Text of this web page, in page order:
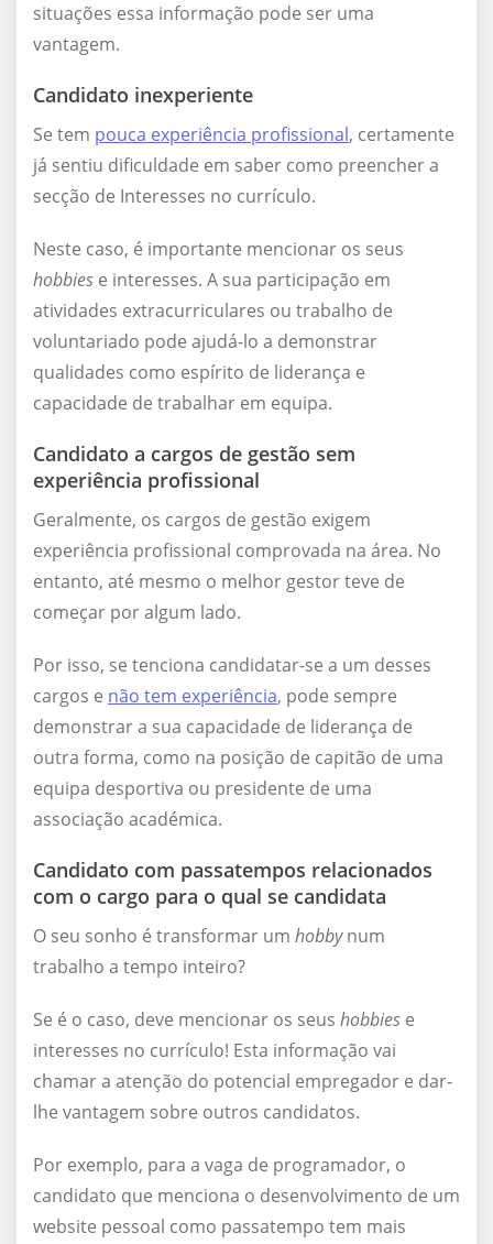
situações essa informação pode ser uma
vantagem.
Candidato inexperiente
Se tem pouca experiência profissional, certamente
já sentiu dificuldade em saber como preencher a
secção de Interesses no currículo.
Neste caso, é importante mencionar os seus
hobbies e interesses. A sua participação em
atividades extracurriculares ou trabalho de
voluntariado pode ajudá-lo a demonstrar
qualidades como espírito de liderança e
capacidade de trabalhar em equipa.
Candidato a cargos de gestão sem
experiência profissional
Geralmente, os cargos de gestão exigem
experiência profissional comprovada na área. No
entanto, até mesmo o melhor gestor teve de
começar por algum lado.
Por isso, se tenciona candidatar-se a um desses
cargos e não tem experiência, pode sempre
demonstrar a sua capacidade de liderança de
outra forma, como na posição de capitão de uma
equipa desportiva ou presidente de uma
associação académica.
Candidato com passatempos relacionados
com o cargo para o qual se candidata
O seu sonho é transformar um hobbynum
trabalho a tempo inteiro?
Se é o caso, deve mencionar os seus hobbies e
interesses no currículo! Esta informação vai
chamar a atenção do potencial empregador e dar-
lhe vantagem sobre outros candidatos.
Por exemplo, para a vaga de programador, o
candidato que menciona o desenvolvimento de um
website pessoal como passatempo tem mais